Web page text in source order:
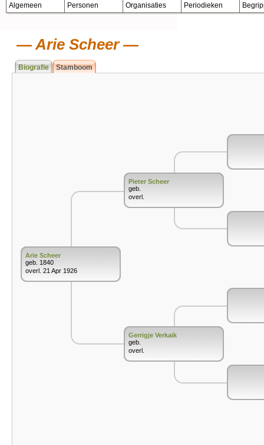
Algemeen Personen Organisaties Periodieken
Arie Scheer
Biografie Stamboom
Arie Scheer
geb. 1840
overl. 21 Apr 1926
Pieter Scheer
geb.
overl.
Gerrigje Verkaik
geb.
overl.